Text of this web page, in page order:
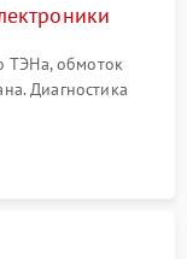
ТЭНа, обмоток
Диагностика
мутности,
управления.